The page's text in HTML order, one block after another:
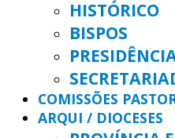
HISTÓRICO
BISPOS
COMISSÕES
ARQUI / DIOCESES